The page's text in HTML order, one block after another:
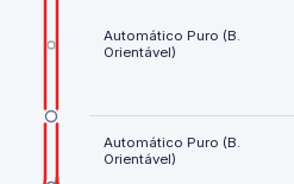
Automático Puro (B.
Orientável)
Automático Puro (B.
Orientável)